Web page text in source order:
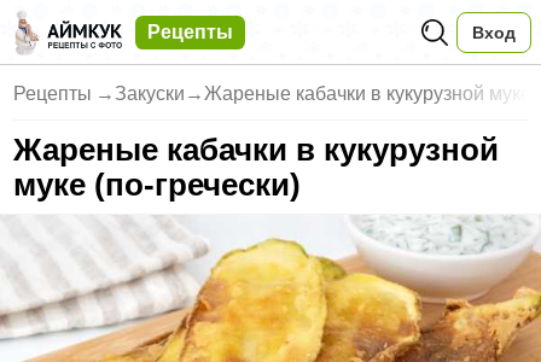
Рецепты Вход
Рецепты → Закуски → Жареные кабачки в кукурузной муке
Жареные кабачки в кукурузной
муке (по-гречески)